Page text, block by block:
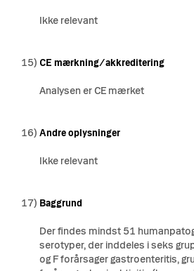
Ikke relevant
15) CE mærkning/akkreditering
Analysen er CE mærket
16) Andre oplysninger
Ikke relevant
17) Baggrund
Der findes mindst 51
serotyper, der inddeles i seks
og F forårsager gastroenteritis,